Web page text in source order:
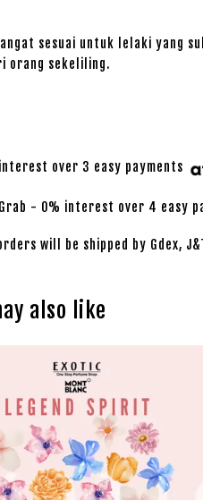
sesuai untuk lelaki yang
orang sekeliling.
over 3 easy payments
- 0% interest over 4 easy
will be shipped by Gdex,
also like